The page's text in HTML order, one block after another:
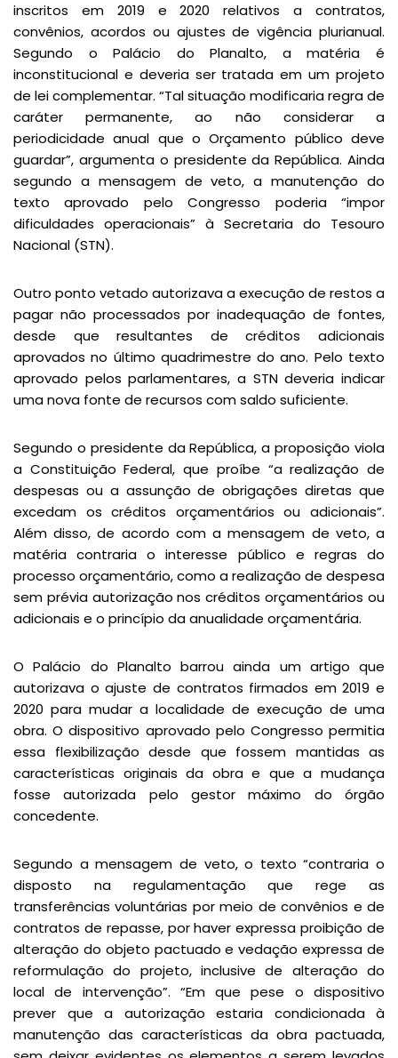
inscritos em 2019 e 2020 relativos a contratos,
convênios, acordos ou ajustes de vigência plurianual.
Segundo o Palácio do Planalto, a matéria é
inconstitucional e deveria ser tratada em um projeto
de lei complementar. “Tal situação modificaria regra de
caráter permanente, ao não considerar a
periodicidade anual que o Orçamento público deve
guardar”, argumenta o presidente da República. Ainda
segundo a mensagem de veto, a manutenção do
texto aprovado pelo Congresso poderia “impor
dificuldades operacionais” à Secretaria do Tesouro
Nacional (STN).
Outro ponto vetado autorizava a execução de restos a
pagar não processados por inadequação de fontes,
desde que resultantes de créditos adicionais
aprovados no último quadrimestre do ano. Pelo texto
aprovado pelos parlamentares, a STN deveria indicar
uma nova fonte de recursos com saldo suficiente.
Segundo o presidente da República, a proposição viola
a Constituição Federal, que proíbe “a realização de
despesas ou a assunção de obrigações diretas que
excedam os créditos orçamentários ou adicionais”.
Além disso, de acordo com a mensagem de veto, a
matéria contraria o interesse público e regras do
processo orçamentário, como a realização de despesa
sem prévia autorização nos créditos orçamentários ou
adicionais e o princípio da anualidade orçamentária.
O Palácio do Planalto barrou ainda um artigo que
autorizava o ajuste de contratos firmados em 2019 e
2020 para mudar a localidade de execução de uma
obra. O dispositivo aprovado pelo Congresso permitia
essa flexibilização desde que fossem mantidas as
características originais da obra e que a mudança
fosse autorizada pelo gestor máximo do órgão
concedente.
Segundo a mensagem de veto, o texto “contraria o
disposto na regulamentação que rege as
transferências voluntárias por meio de convênios e de
contratos de repasse, por haver expressa proibição de
alteração do objeto pactuado e vedação expressa de
reformulação do projeto, inclusive de alteração do
local de intervenção”. “Em que pese o dispositivo
prever que a autorização estaria condicionada à
manutenção das características da obra pactuada,